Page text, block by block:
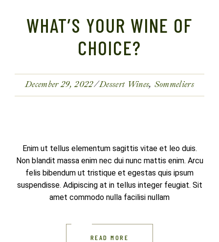
WHAT’S YOUR WINE OF
CHOICE?
December 29, 2022 Dessert Wines Sommeliers
Enim ut tellus elementum sagittis vitae et leo duis.
Non blandit massa enim nec dui nunc mattis enim. Arcu
felis bibendum ut tristique et egestas quis ipsum
suspendisse. Adipiscing at in tellus integer feugiat. Sit
amet commodo nulla facilisi nullam
READ MORE